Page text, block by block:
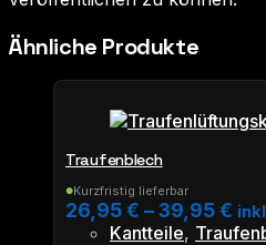
Ähnliche Produkte
Traufenblech
●Kurzfristig lieferbar
26,95€ –39,95€
Kantteile,